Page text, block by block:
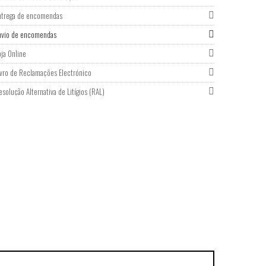
de encomendas
de encomendas
Online
de Reclamações Electrónico
Alternativa de Litígios (RAL)